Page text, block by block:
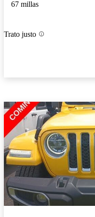
67 millas
Trato justo